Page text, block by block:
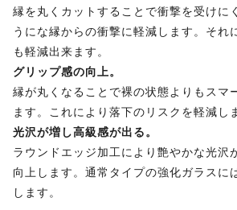
縁を丸くカットすることで衝撃を受けに
うにな縁からの衝撃に軽減します。それ
も軽減出来ます。
グリップ感の向上。
縁が丸くなることで裸の状態よりもスマ
ます。これにより落下のリスクを軽減し
光沢が増し高級感が出る。
ラウンドエッジ加工により艶やかな光沢
向上します。通常タイプの強化ガラスに
します。